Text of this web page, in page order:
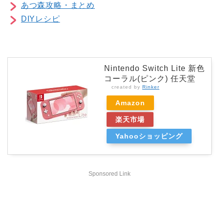
あつ森攻略・まとめ
DIYレシピ
Nintendo Switch Lite 新色
コーラル(ピンク) 任天堂
created by Rinker
Amazon
楽天市場
Yahooショッピング
Sponsored Link